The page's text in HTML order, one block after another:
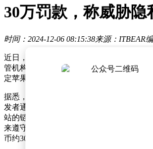
30万罚款，称威胁隐
时间：2024-12-06 08:15:38来源：ITBEAR
近日，巴西媒体TeleSíntese披露了一则关
管机构的纷争。这场争端的核心在于，巴
定苹果公司不得妨碍开发者在巴西App
据悉，Cade在11月26日就做出了这一决定
发者通过外部渠道销售内容和分发应用，
站的链接来销售服务或产品。Cade给苹果
来遵守这一裁决，否则将面临每天高达25
币约30.18万元）的罚款。